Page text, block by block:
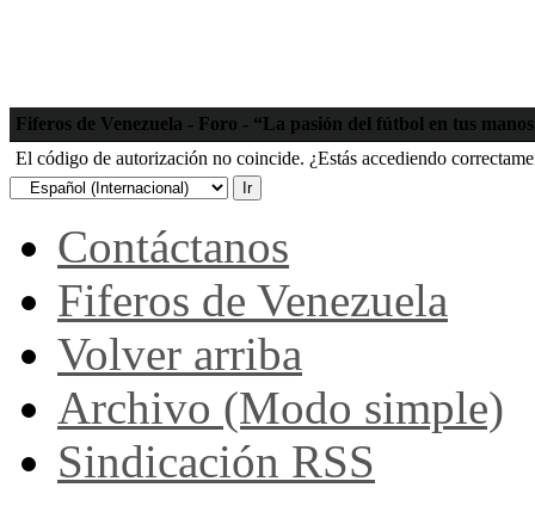
Fiferos de Venezuela - Foro - “La pasión del fútbol en tus
El código de autorización no coincide. ¿Estás accediendo
Contáctanos
Fiferos de Venezuela
Volver arriba
Archivo (Modo simple)
Sindicación RSS